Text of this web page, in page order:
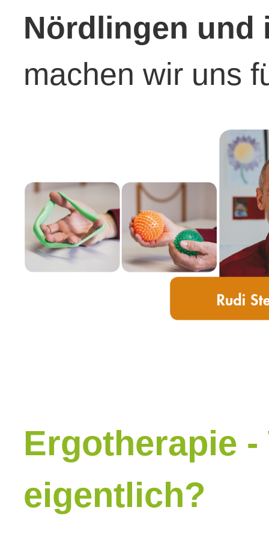
Nördlingen und
machen wir uns
Ergotherapie
eigentlich?